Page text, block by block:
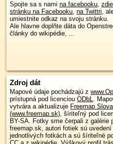
Spojte sa s nami na facebooku,
stránku na Facebooku, na Twittri,
umiestnite odkaz na svoju stránku.
Ale hlavne doplňte dáta do
články do wikipédie, ...
Zdroj dát
Mapové údaje pochádzajú z
prístupná pod licenciou ODbL.
vytvára a aktualizuje Freemap
(www.freemap.sk), šíriteľný pod
BY-SA. Fotky sme čerpali z galérie
freemap.sk, autori fotiek sú uvedení
jednotlivých fotkách a sú šíriteľné